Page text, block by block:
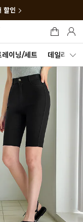
할인
레이닝/세트 데일리세트